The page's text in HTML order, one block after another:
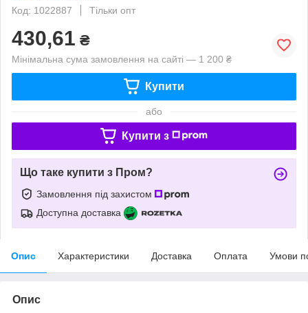
Код: 1022887
Тільки опт
430,61 ₴
Мінімальна сума замовлення на сайті — 1 200 ₴
Купити
або
Купити з
Що таке купити з Пром?
Замовлення під захистом
Доступна доставка
Опис Характеристики Доставка Оплата Умови
Опис